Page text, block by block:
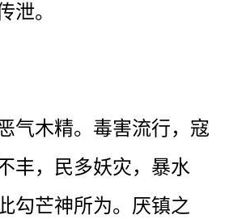
泄。
气木精。毒害流行，寇
丰，民多妖灾，暴水
勾芒神所为。厌镇之